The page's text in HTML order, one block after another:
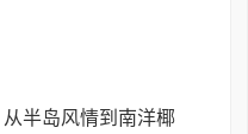
半岛风情到南洋椰